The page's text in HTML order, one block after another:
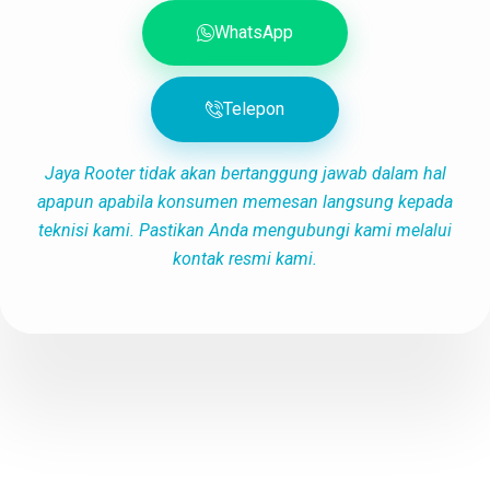
WhatsApp
Telepon
Jaya Rooter tidak akan bertanggung jawab dalam hal
apapun apabila konsumen memesan langsung kepada
teknisi kami. Pastikan Anda mengubungi kami melalui
kontak resmi kami.